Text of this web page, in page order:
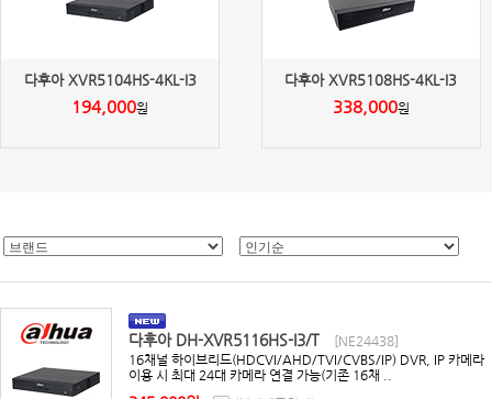
다후아 XVR5104HS-4KL-I3
194,000원
다후아 XVR5108HS-4KL-I3
338,000원
다후아 DH-XVR5116HS-I3/T
[NE24438]
16채널 하이브리드(HDCVI/AHD/TVI/CVBS/IP) DVR, IP 카메라
이용 시 최대 24대 카메라 연결 가능(기존 16채 ..